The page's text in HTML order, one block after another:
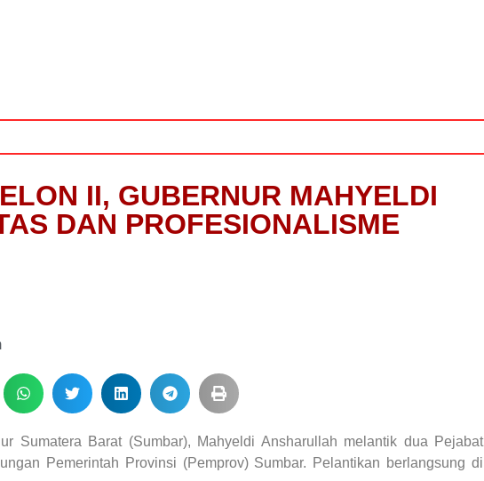
II, GUBERNUR MAHYELDI
DAN PROFESIONALISME
Sumatera Barat (Sumbar), Mahyeldi Ansharullah melantik dua Pejabat
Pemerintah Provinsi (Pemprov) Sumbar. Pelantikan berlangsung di